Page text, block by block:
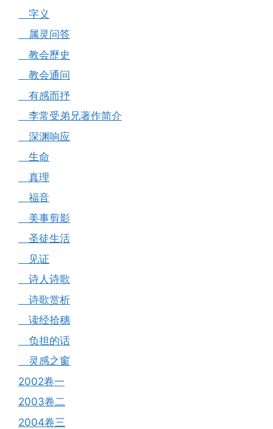
字义
属灵问答
教会歷史
教会通问
有感而抒
李常受弟兄著作简介
深渊响应
生命
真理
福音
美事剪影
圣徒生活
见证
诗人诗歌
诗歌赏析
读经拾穗
负担的话
灵感之窗
2002卷一
2003卷二
2004卷三